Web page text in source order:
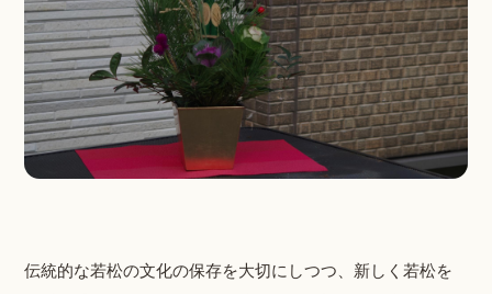
伝統的な若松の文化の保存を大切にしつつ、新しく若松を